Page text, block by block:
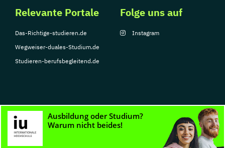
Relevante Portale
Das-Richtige-studieren.de
Wegweiser-duales-Studium.de
Studieren-berufsbegleitend.de
Folge uns auf
Instagram
© Copyright 2026, TarGroup Media GmbH
Nutzungsbedingungen